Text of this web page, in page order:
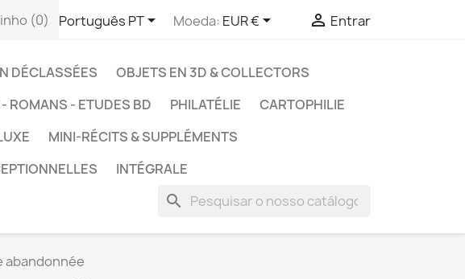
(0) Português PT Moeda: EUR €  Entrar
DÉCLASSÉES
OBJETS EN 3D & COLLECTORS
- ROMANS - ETUDES BD PHILATÉLIE
CARTOPHILIE
MINI-RÉCITS & SUPPLÉMENTS
INTÉGRALE
search
abandonnée